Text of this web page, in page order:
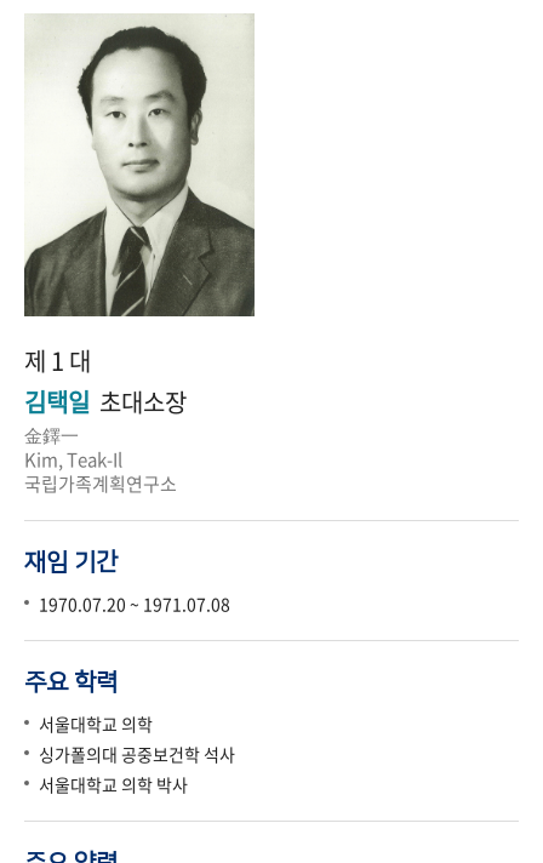
제 1 대
김택일 초대소장
金鐸一
Kim, Teak-Il
국립가족계획연구소
재임 기간
1970.07.20 ~ 1971.07.08
주요 학력
서울대학교 의학
싱가폴의대 공중보건학 석사
서울대학교 의학 박사